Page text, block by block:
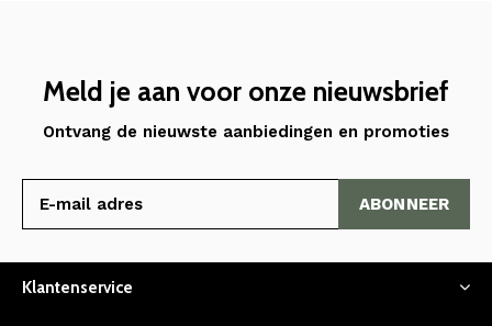
Meld je aan voor onze nieuwsbrief
Ontvang de nieuwste aanbiedingen en promoties
ABONNEER
Klantenservice